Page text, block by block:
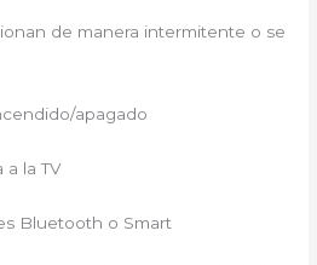
de manera intermitente o se
apagado
a la TV
Bluetooth o Smart